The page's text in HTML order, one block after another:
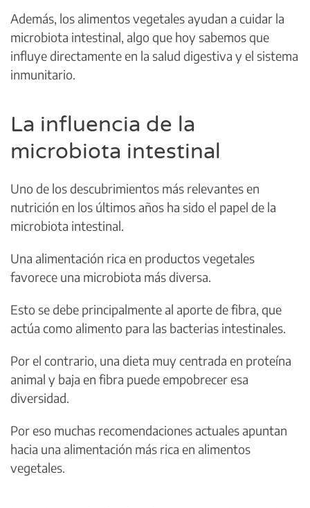
Además, los alimentos vegetales ayudan a cuidar la
microbiota intestinal, algo que hoy sabemos que
influye directamente en la salud digestiva y el sistema
inmunitario.
La influencia de la
microbiota intestinal
Uno de los descubrimientos más relevantes en
nutrición en los últimos años ha sido el papel de la
microbiota intestinal.
Una alimentación rica en productos vegetales
favorece una microbiota más diversa.
Esto se debe principalmente al aporte de fibra, que
actúa como alimento para las bacterias intestinales.
Por el contrario, una dieta muy centrada en proteína
animal y baja en fibra puede empobrecer esa
diversidad.
Por eso muchas recomendaciones actuales apuntan
hacia una alimentación más rica en alimentos
vegetales.